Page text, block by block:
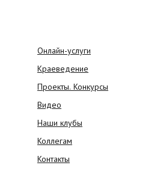
Онлайн-услуги
Краеведение
Проекты. Конкурсы
Видео
Наши клубы
Коллегам
Контакты